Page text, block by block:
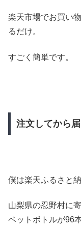
楽天市場でお買い
るだけ。
すごく簡単です。
注文してから
僕は楽天ふるさと
山梨県の忍野村に
ペットボトルが96